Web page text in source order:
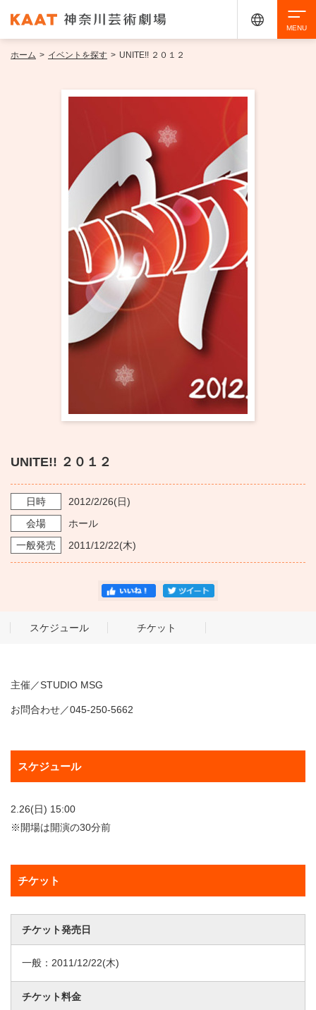
イベントを探す
・ イベント一覧
・ イベントカレンダー
ご来場案内
・ 館内サービス・アクセシビリティ
・ フロアマップ
・ レストラン/カフェ
・ よくある質問
施設を借りる
KAATについて
・ 芸術監督
・ 施設概要
・ フロアマップ
・ レストラン/カフェ
チケット購入
ホーム > イベントを探す > UNITE!! ２０１２
UNITE!! ２０１２
日時 2012/2/26(日)
会場
ホール
一般発売
2011/12/22(木)
スケジュール チケット
主催／STUDIO MSG
お問合わせ／045-250-5662
スケジュール
2.26(日) 15:00
※開場は開演の30分前
チケット
チケット発売日
一般： 2011/12/22(木)
チケット料金